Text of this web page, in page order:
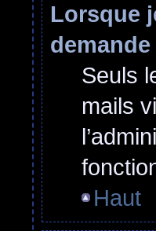
Lorsque
Seuls
mails
Haut